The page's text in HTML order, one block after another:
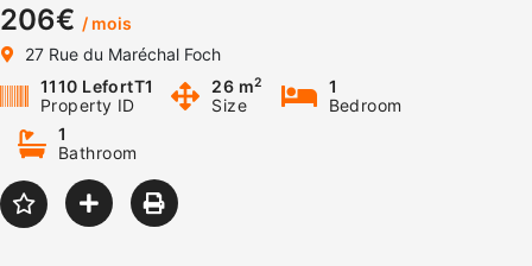
206€ / mois
27 Rue du Maréchal Foch
1110 LefortT1
Property ID
26 m2
Size
1
Bedroom
1
Bathroom